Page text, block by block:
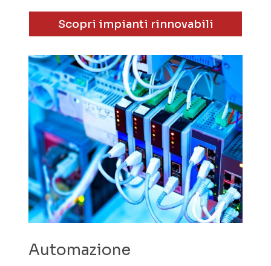
Scopri impianti rinnovabili
Automazione